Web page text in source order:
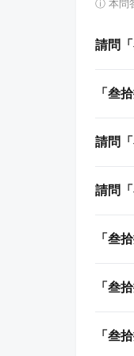
ⓘ 本問
請問
「叁
請問
請問
「叁
「叁
「叁